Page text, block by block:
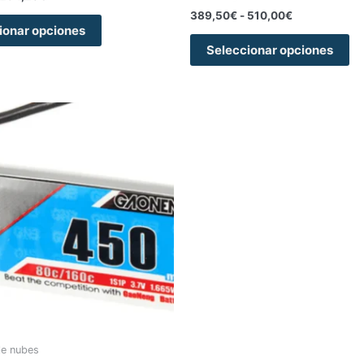
opciones
389,50€ - 510,00€
Seleccionar opciones
nubes